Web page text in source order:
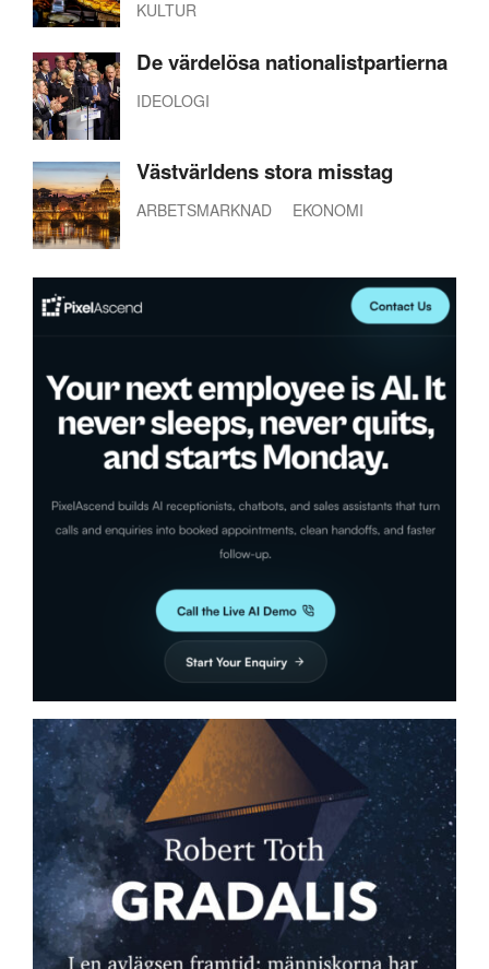
KULTUR
De värdelösa nationalistpartierna
IDEOLOGI
Västvärldens stora misstag
ARBETSMARKNAD EKONOMI